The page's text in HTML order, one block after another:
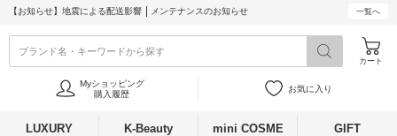
【お知らせ】 地震による配送影響 メンテナンスのお知らせ 一覧へ
ブランド名・キーワードから探す
カート
Myショッピング
購入履歴
お気に入り
LUXURY K-Beauty mini COSME GIFT